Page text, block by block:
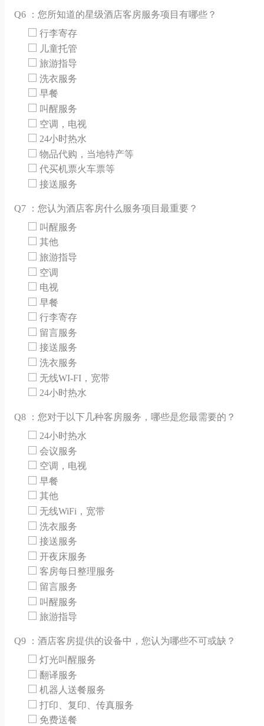
Q6 ：您所知道的星级酒店客房服务项目有哪些？
行李寄存
儿童托管
旅游指导
洗衣服务
早餐
叫醒服务
空调，电视
24小时热水
物品代购，当地特产等
代买机票火车票等
接送服务
Q7 ：您认为酒店客房什么服务项目最重要？
叫醒服务
其他
旅游指导
空调
电视
早餐
行李寄存
留言服务
接送服务
洗衣服务
无线WI-FI，宽带
24小时热水
Q8 ：您对于以下几种客房服务，哪些是您最需要的？
24小时热水
会议服务
空调，电视
早餐
其他
无线WiFi，宽带
洗衣服务
接送服务
开夜床服务
客房每日整理服务
留言服务
叫醒服务
旅游指导
Q9 ：酒店客房提供的设备中，您认为哪些不可或缺？
灯光叫醒服务
翻译服务
机器人送餐服务
打印、复印、传真服务
免费送餐